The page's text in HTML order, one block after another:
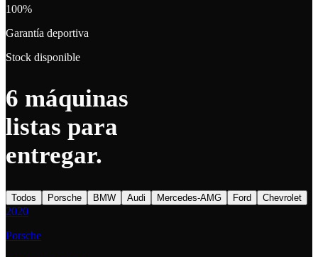
100%
Garantía deportiva
Stock disponible
6 máquinas
listas para
entregar.
Todos Porsche BMW Audi Mercedes-AMG Ford Chevrolet
2020
Porsche